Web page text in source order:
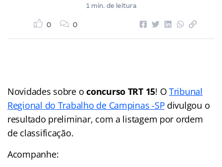
1 min. de leitura
0 0
Novidades sobre oconcurso TRT 15! OTribunal
Regional do Trabalho de Campinas -SP divulgou o
resultado preliminar, com a listagem por ordem
de classificação.
Acompanhe: